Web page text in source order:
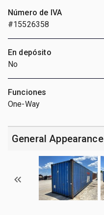
Número de IVA
#15526358
En depósito
No
Funciones
One-Way
General Appearance